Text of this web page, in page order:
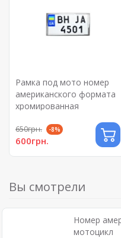
Рамка под мото номер
американского формата
хромированная
650грн. -8%
600грн.
Вы смотрели
Номер
мотоцикл